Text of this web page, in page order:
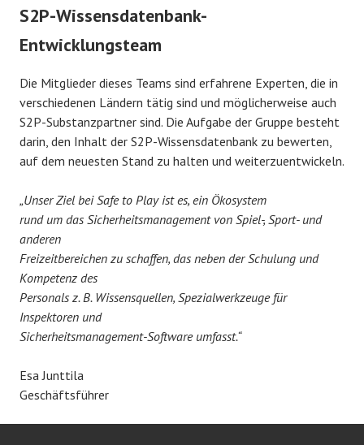
S2P-Wissensdatenbank-
Entwicklungsteam
Die Mitglieder dieses Teams sind erfahrene Experten, die in
verschiedenen Ländern tätig sind und möglicherweise auch
S2P-Substanzpartner sind. Die Aufgabe der Gruppe besteht
darin, den Inhalt der S2P-Wissensdatenbank zu bewerten,
auf dem neuesten Stand zu halten und weiterzuentwickeln.
„Unser Ziel bei Safe to Play ist es, ein Ökosystem
rund um das Sicherheitsmanagement von Spiel-, Sport- und
anderen
Freizeitbereichen zu schaffen, das neben der Schulung und
Kompetenz des
Personals z. B. Wissensquellen, Spezialwerkzeuge für
Inspektoren und
Sicherheitsmanagement-Software umfasst.“
Esa Junttila
Geschäftsführer